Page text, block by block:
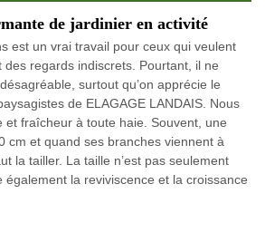
de jardinier en activité
est un vrai travail pour ceux qui veulent
regards indiscrets. Pourtant, il ne
surtout qu’on apprécie le
de ELAGAGE LANDAIS. Nous
et fraîcheur à toute haie. Souvent, une
cm et quand ses branches viennent à
la tailler. La taille n’est pas seulement
également la reviviscence et la croissance